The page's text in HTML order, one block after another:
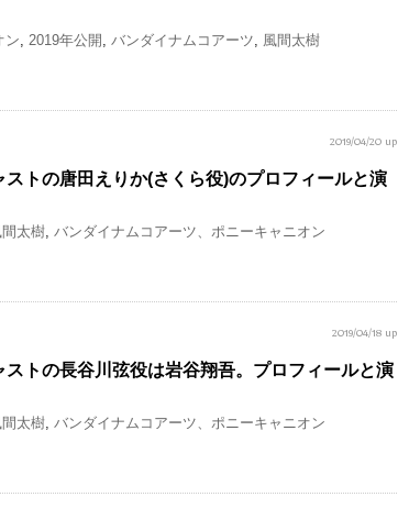
ン, 2019年公開 , バンダイナムコアーツ, 風間太樹
2019/04/20 up
トの唐田えりか(さくら役)のプロフィールと演
間太樹, バンダイナムコアーツ、ポニーキャニオン
2019/04/18 up
トの長谷川弦役は岩谷翔吾。プロフィールと演
間太樹, バンダイナムコアーツ、ポニーキャニオン